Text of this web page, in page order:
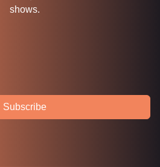
shows.
Subscribe